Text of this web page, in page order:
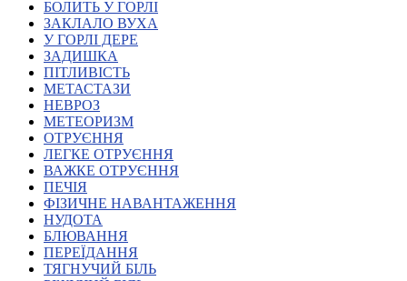
Одеська область
Полтавська область
Рівненська область
Сумська область
Тернопільська область
Херсонська область
Хмельницька область
Черкаська область
Чернігівська область
Особи відповідальні за контактування з
питань укладення договорів
БОЛИТЬ У ГОРЛІ
ЗАКЛАЛО ВУХА
У ГОРЛІ ДЕРЕ
ЗАДИШКА
ПІТЛИВІСТЬ
МЕТАСТАЗИ
НЕВРОЗ
МЕТЕОРИЗМ
ОТРУЄННЯ
ЛЕГКЕ ОТРУЄННЯ
ВАЖКЕ ОТРУЄННЯ
ПЕЧІЯ
ФІЗИЧНЕ НАВАНТАЖЕННЯ
НУДОТА
БЛЮВАННЯ
ПЕРЕЇДАННЯ
ТЯГНУЧИЙ БІЛЬ